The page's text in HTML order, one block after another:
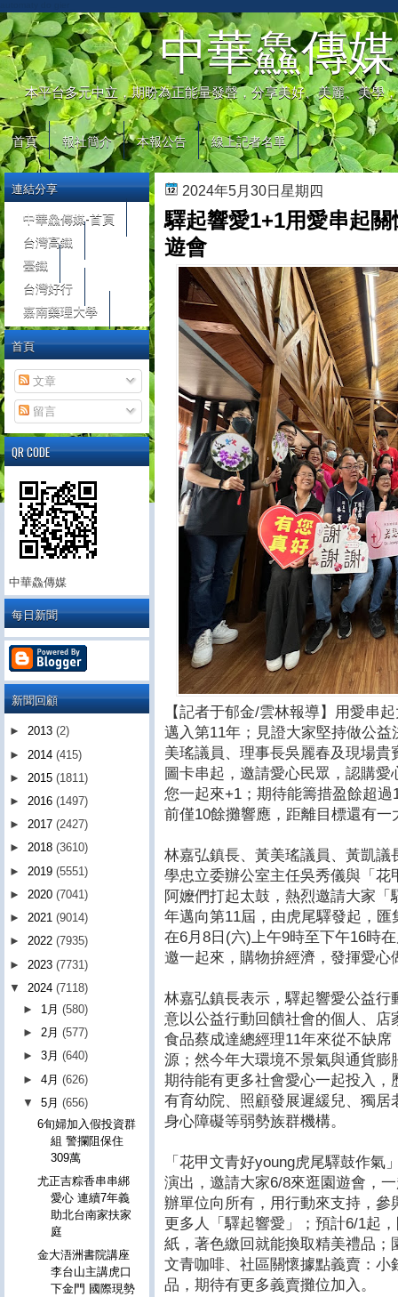
中華鱻傳媒
本平台多元中立，期盼為正能量發聲，分享美好、美麗、美學
首頁 報社簡介 本報公告 線上記者名單
2024年5月30日星期四
驛起響愛1+1用愛串起
遊會
【記者于郁金/雲林報導】用愛串
邁入第11年；見證大家堅持做公
美瑤議員、理事長吳麗春及現場
圖卡串起，邀請愛心民眾，認購
您一起來+1；期待能籌措盈餘超
前僅10餘攤響應，距離目標還有一
林嘉弘鎮長、黃美瑤議員、黃凱
學忠立委辦公室主任吳秀儀與「
阿嬤們打起太鼓，熱烈邀請大家
年邁向第11屆，由虎尾驛發起，
在6月8日(六)上午9時至下午16時
邀一起來，購物拚經濟，發揮愛心
林嘉弘鎮長表示，驛起響愛公益
意以公益行動回饋社會的個人、
食品蔡成達總經理11年來從不缺
源；然今年大環境不景氣與通貨
期待能有更多社會愛心一起投入
有育幼院、照顧發展遲緩兒、獨
身心障礙等弱勢族群機構。
「花甲文青好young虎尾驛鼓作
演出，邀請大家6/8來逛園遊會，
辦單位向所有，用行動來支持，
更多人「驛起響愛」；預計6/1起
紙，著色繳回就能換取精美禮品
文青咖啡、社區關懷據點義賣：
品，期待有更多義賣攤位加入。
連結分享
中華鱻傳媒-首頁
台灣高鐵
臺鐵
台灣好行
嘉南藥理大學
首頁
文章
留言
QR CODE
中華鱻傳媒
每日新聞
新聞回顧
► 2013 (2)
► 2014 (415)
► 2015 (1811)
► 2016 (1497)
► 2017 (2427)
► 2018 (3610)
► 2019 (5551)
► 2020 (7041)
► 2021 (9014)
► 2022 (7935)
► 2023 (7731)
▼ 2024 (7118)
► 1月(580)
►2月(577)
►3月(640)
►4月(626)
▼5月(656)
6旬婦加入假投資群
組 警攔阻保住
309萬
尤正吉粽香串串綁
愛心 連續7年義
助北台南家扶家
庭
金大浯洲書院講座
李台山主講虎口
下金門 國際現勢